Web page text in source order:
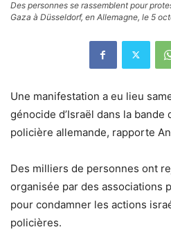
Des personnes se rassemblent pour
Gaza à Düsseldorf, en Allemagne, le 5
Une manifestation a eu lieu
génocide d’Israël dans la bande
policière allemande, rapporte
Des milliers de personnes ont
organisée par des associations
pour condamner les actions
policières.